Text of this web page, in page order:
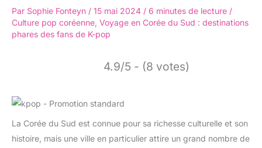
Par Sophie Fonteyn / 15 mai 2024 / 6 minutes de lecture /
Culture pop coréenne, Voyage en Corée du Sud : destinations
phares des fans de K-pop
4.9/5 - (8 votes)
La Corée du Sud est connue pour sa richesse culturelle et son
histoire, mais une ville en particulier attire un grand nombre de